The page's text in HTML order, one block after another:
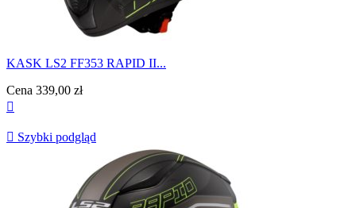
KASK LS2 FF353 RAPID II...
Cena 339,00 zł

 Szybki podgląd